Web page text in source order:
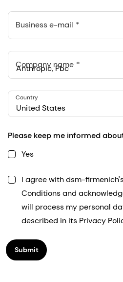
Business e-mail
Company name
548 Market St Pmb 90375, San
United States
Country
Please keep me informed
Yes
I agree with dsm-
Conditions and
will process my personal
described in its Privacy
Submit